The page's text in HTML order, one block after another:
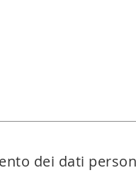
dei dati